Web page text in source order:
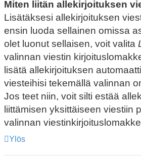
Miten liitän allekirjoituksen
Lisätäksesi allekirjoituksen
ensin luoda sellainen omissa
olet luonut sellaisen, voit valita
valinnan viestin
lisätä allekirjoituksen
viesteihisi tekemällä valinnan
Jos teet niin, voit silti estää
liittämisen yksittäiseen viestiin
valinnan
Ylös